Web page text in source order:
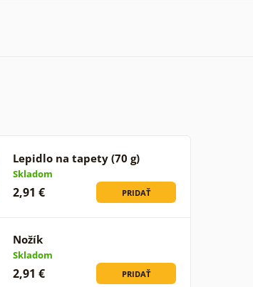
Lepidlo na tapety (70 g)
Skladom
2,91 € PRIDAŤ
Nožík
Skladom
2,91 € PRIDAŤ